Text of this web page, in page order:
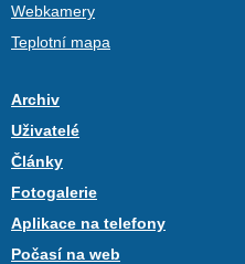
Webkamery
Teplotní mapa
Archiv
Uživatelé
Články
Fotogalerie
Aplikace na telefony
Počasí na web